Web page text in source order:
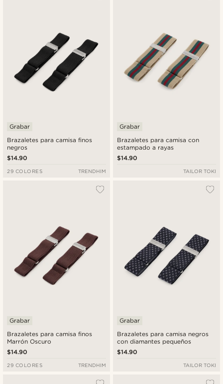
Brazaletes para camisa finos
negros
Grabar
$14.90
29 COLORES TRENDHIM
Brazaletes para camisa con
estampado a rayas
Grabar
$14.90
TAILOR TOKI
Brazaletes para camisa finos
Marrón Oscuro
Grabar
$14.90
29 COLORES TRENDHIM
Brazaletes para camisa negros
con diamantes pequeños
Grabar
$14.90
TAILOR TOKI